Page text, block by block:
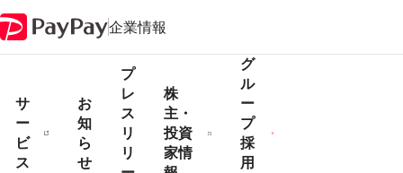
企業情報
サ
ー
ビ
ス
お
知
ら
せ
プ
レ
ス
リ
リ
株
主・
投資
家情
グ
ル
ー
プ
採
用